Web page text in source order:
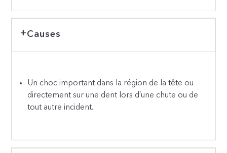
Causes
Un choc important dans la région de la tête ou
directement sur une dent lors d’une chute ou de
tout autre incident.